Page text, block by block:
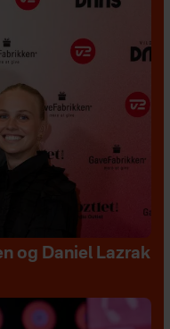
og Daniel Lazrak